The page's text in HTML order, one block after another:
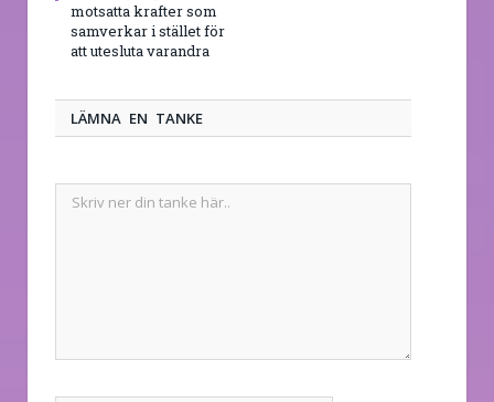
motsatta krafter som
samverkar i stället för
att utesluta varandra
LÄMNA EN TANKE